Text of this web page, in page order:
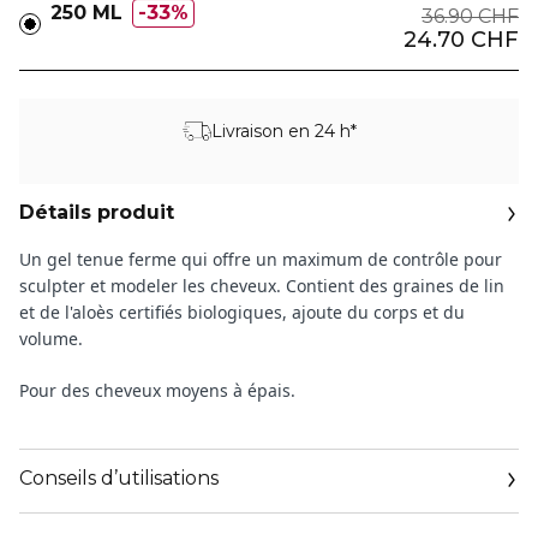
250 ML 33% 36.90 CHF
24.70 CHF
Livraison en 24 h*
Détails produit
Un gel tenue ferme qui offre un maximum de contrôle pour
sculpter et modeler les cheveux. Contient des graines de lin
et de l'aloès certifiés biologiques, ajoute du corps et du
volume.
Pour des cheveux moyens à épais.
Conseils d’utilisations